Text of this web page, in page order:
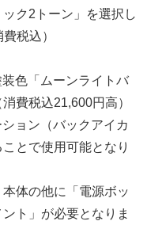
ク2トーン」を選択し
税込）
色「ムーンライトバ
費税込21,600円高）
ョン（バックアイカ
とで使用可能となり
体の他に「電源ボッ
ト」が必要となりま